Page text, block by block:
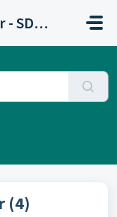
Smart Disk Checker - SDC PRO
(4)